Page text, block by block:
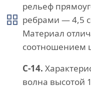
рельеф
ребрами — 4,5
Материал
соотношением
С-14.
волна высотой